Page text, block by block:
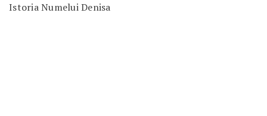
Istoria Numelui Denisa